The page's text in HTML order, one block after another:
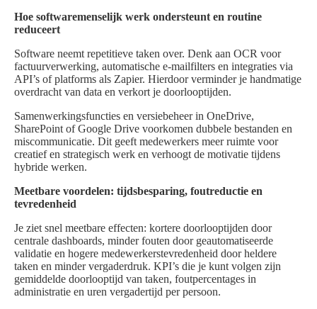
Hoe softwaremenselijk werk ondersteunt en routine
reduceert
Software neemt repetitieve taken over. Denk aan OCR voor
factuurverwerking, automatische e-mailfilters en integraties via
API’s of platforms als Zapier. Hierdoor verminder je handmatige
overdracht van data en verkort je doorlooptijden.
Samenwerkingsfuncties en versiebeheer in OneDrive,
SharePoint of Google Drive voorkomen dubbele bestanden en
miscommunicatie. Dit geeft medewerkers meer ruimte voor
creatief en strategisch werk en verhoogt de motivatie tijdens
hybride werken.
Meetbare voordelen: tijdsbesparing, foutreductie en
tevredenheid
Je ziet snel meetbare effecten: kortere doorlooptijden door
centrale dashboards, minder fouten door geautomatiseerde
validatie en hogere medewerkerstevredenheid door heldere
taken en minder vergaderdruk. KPI’s die je kunt volgen zijn
gemiddelde doorlooptijd van taken, foutpercentages in
administratie en uren vergadertijd per persoon.